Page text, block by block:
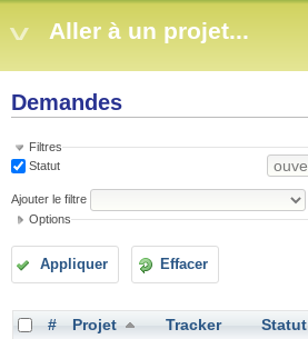
Aller à un projet...
Demandes
Filtres
Statut
Ajouter le filtre
Options
Appliquer Effacer
# Projet Tracker Statut